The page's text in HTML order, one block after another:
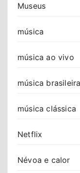
Museus
música
música ao vivo
música brasileira
música clássica
Netflix
Névoa e calor